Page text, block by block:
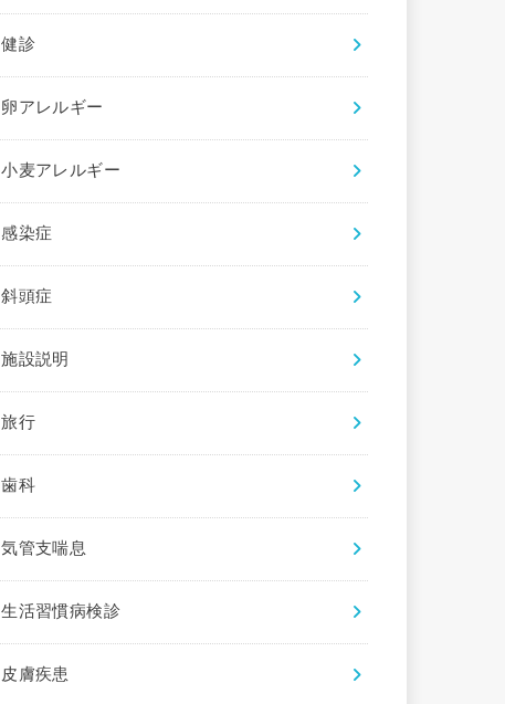
健診
卵アレルギー
小麦アレルギー
感染症
斜頭症
施設説明
旅行
歯科
気管支喘息
生活習慣病検診
皮膚疾患